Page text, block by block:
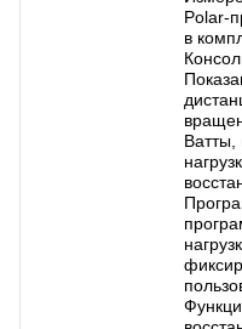
Polar-
в
Ватты,